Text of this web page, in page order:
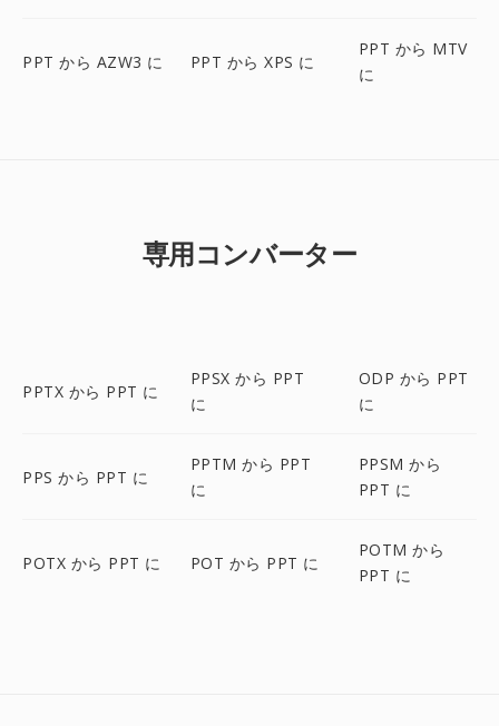
PPT から AZW3 に PPT から XPS に
PPT から MTV
に
専用コンバーター
PPTX から PPT に
PPSX から PPT
に
ODP から PPT
に
PPS から PPT に
PPTM から PPT
に
PPSM から
PPT に
POTX から PPT に POT から PPT に
POTM から
PPT に